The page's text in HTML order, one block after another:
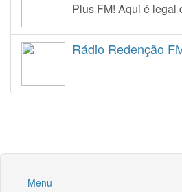
Plus FM! Aqui é legal
Rádio Redenção
Menu